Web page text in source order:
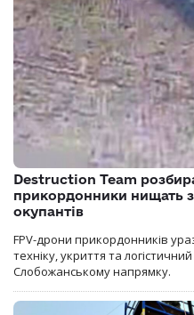
Destruction Team
прикордонники нищать
окупантів
FPV-дрони прикордонників
техніку, укриття та
Слобожанському напрямку.